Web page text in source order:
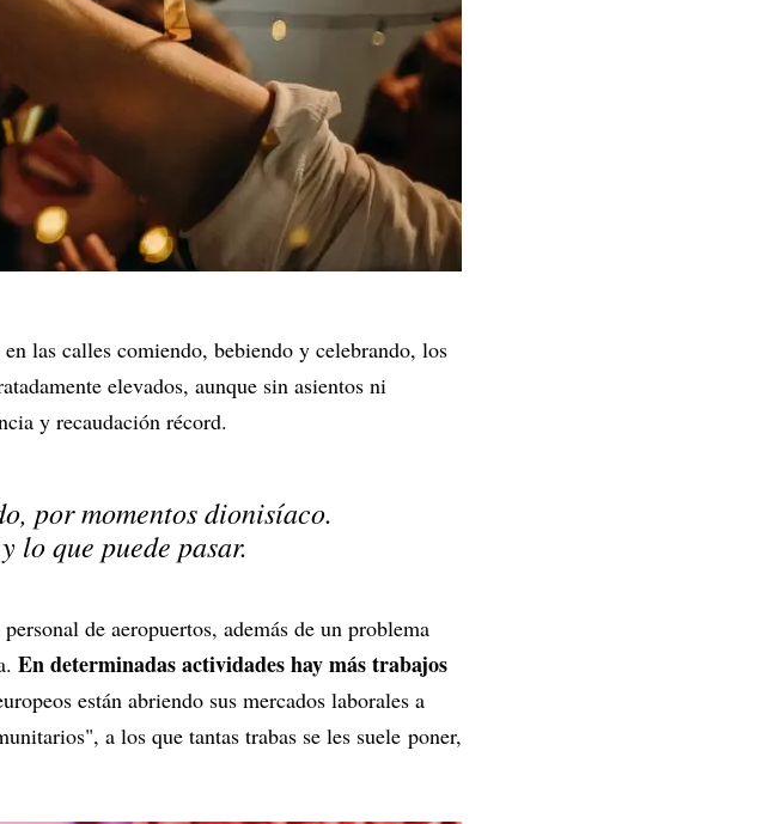
las calles comiendo, bebiendo y celebrando, los
elevados, aunque sin asientos ni
y recaudación récord.
por momentos dionisíaco.
lo que puede pasar.
de aeropuertos, además de un problema
En determinadas actividades hay más trabajos
están abriendo sus mercados laborales a
a los que tantas trabas se les suele poner,